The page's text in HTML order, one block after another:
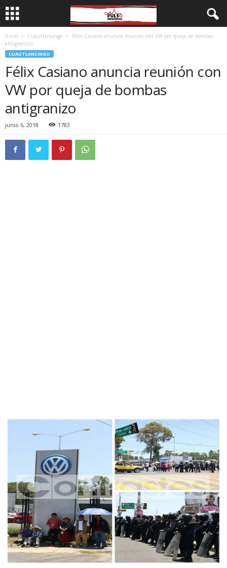
Inicio Cuautlancingo
Félix Casiano anuncia reunión con VW por queja de bombas
antigranizo
CUAUTLANCINGO
Félix Casiano anuncia reunión con
VW por queja de bombas
antigranizo
junio 6, 2018 1783